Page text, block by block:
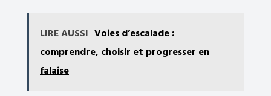
LIRE AUSSI Voies d’escalade :
comprendre, choisir et progresser en
falaise